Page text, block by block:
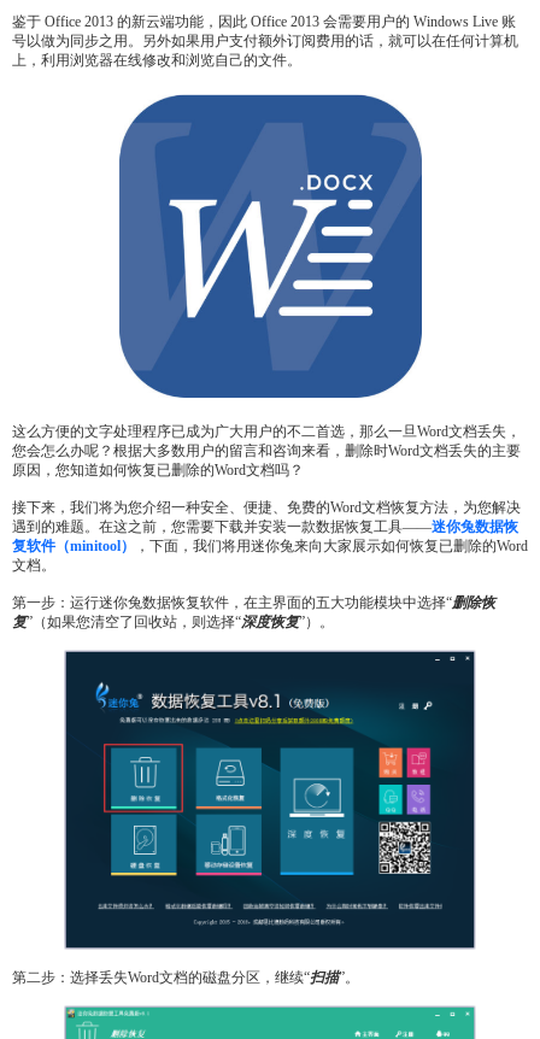
鉴于 Office 2013 的新云端功能，因此 Office 2013 会需要用户的 Windows Live 账
号以做为同步之用。另外如果用户支付额外订阅费用的话，就可以在任何计算机
上，利用浏览器在线修改和浏览自己的文件。
这么方便的文字处理程序已成为广大用户的不二首选，那么一旦Word文档丢失，
您会怎么办呢？根据大多数用户的留言和咨询来看，删除时Word文档丢失的主要
原因，您知道如何恢复已删除的Word文档吗？
接下来，我们将为您介绍一种安全、便捷、免费的Word文档恢复方法，为您解决
遇到的难题。在这之前，您需要下载并安装一款数据恢复工具——迷你兔数据恢
复软件（minitool）
，下面，我们将用迷你兔来向大家展示如何恢复已删除的Word
文档。
第一步：运行迷你兔数据恢复软件，在主界面的五大功能模块中选择“删除恢
复”（如果您清空了回收站，则选择“深度恢复”）。
第二步：选择丢失Word文档的磁盘分区，继续“扫描”。